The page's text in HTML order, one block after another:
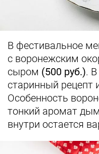
В фестивальное
с воронежским
сыром (500 руб.).
старинный рецепт
Особенность
тонкий аромат
внутри остается